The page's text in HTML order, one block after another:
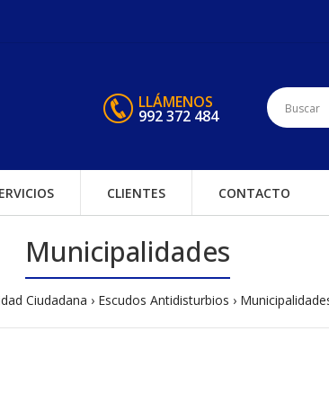
LLÁMENOS
992 372 484
CLIENTES CONTACTO
Municipalidades
Ciudadana Escudos Antidisturbios